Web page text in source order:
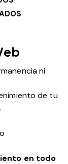
ni
de tu
en todo